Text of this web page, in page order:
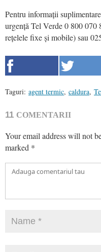
Pentru informații
urgență Tel Verde 0 800 070
rețelele fixe și mobile) sau
Taguri: agent termic, caldura,
11 COMENTARII
Your email address will not
marked *